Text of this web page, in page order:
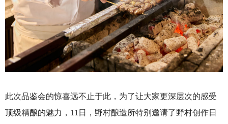
此次品鉴会的惊喜远不止于此，为了让大家更深层次的感受
顶级精酿的魅力，11日，野村酿造所特别邀请了野村创作日